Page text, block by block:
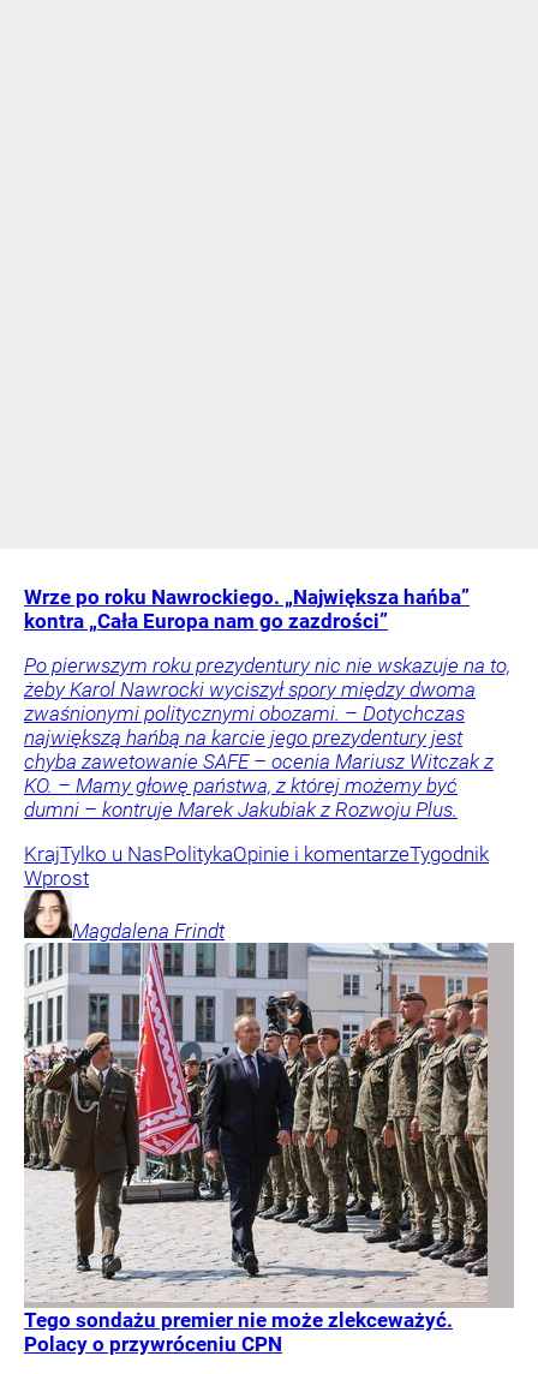
Wrze po roku Nawrockiego. „Największa hańba”
kontra „Cała Europa nam go zazdrości”
Po pierwszym roku prezydentury nic nie wskazuje na to,
żeby Karol Nawrocki wyciszył spory między dwoma
zwaśnionymi politycznymi obozami. – Dotychczas
największą hańbą na karcie jego prezydentury jest
chyba zawetowanie SAFE – ocenia Mariusz Witczak z
KO. – Mamy głowę państwa, z której możemy być
dumni – kontruje Marek Jakubiak z Rozwoju Plus.
KrajTylko u NasPolitykaOpinie i komentarzeTygodnik
Wprost
Magdalena Frindt
Tego sondażu premier nie może zlekceważyć.
Polacy o przywróceniu CPN